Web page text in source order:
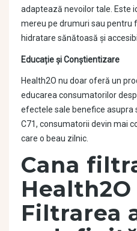
adaptează nevoilor tale. Este
mereu pe drumuri sau pentru
hidratare sănătoasă și
Educație și Conștientizare
Health2O nu doar oferă un
educarea consumatorilor
efectele sale benefice asupra
C71, consumatorii devin mai
care o beau zilnic.
Cana
Health2O
Filtrarea